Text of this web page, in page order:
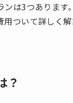
は3つありま
ついて詳しく解
？